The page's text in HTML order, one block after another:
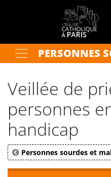
Votre recherche
Veillée de
personnes
handicap
Personnes sourdes et
Panneau de gestion des